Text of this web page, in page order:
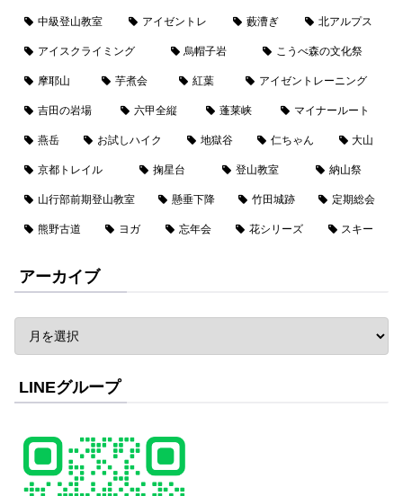
中級登山教室 アイゼントレ 藪漕ぎ 北アルプス
アイスクライミング 烏帽子岩 こうべ森の文化祭
摩耶山 芋煮会 紅葉 アイゼントレーニング
吉田の岩場 六甲全縦 蓬莱峡 マイナールート
燕岳 お試しハイク 地獄谷 仁ちゃん 大山
京都トレイル 掬星台 登山教室 納山祭
山行部前期登山教室 懸垂下降 竹田城跡 定期総会
熊野古道 ヨガ 忘年会 花シリーズ スキー
アーカイブ
LINEグループ